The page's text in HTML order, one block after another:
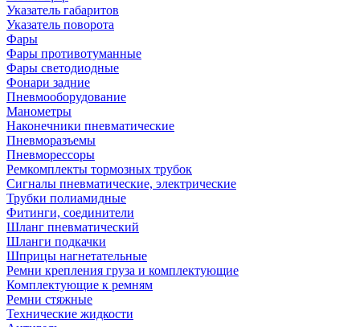
Указатель габаритов
Указатель поворота
Фары
Фары противотуманные
Фары светодиодные
Фонари задние
Пневмооборудование
Манометры
Наконечники пневматические
Пневморазъемы
Пневморессоры
Ремкомплекты тормозных трубок
Сигналы пневматические, электрические
Трубки полиамидные
Фитинги, соединители
Шланг пневматический
Шланги подкачки
Шприцы нагнетательные
Ремни крепления груза и комплектующие
Комплектующие к ремням
Ремни стяжные
Технические жидкости